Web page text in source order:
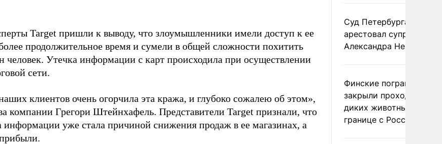
Target пришли к выводу, что злоумышленники имели доступ к ее
продолжительное время и сумели в общей сложности похитить
человек. Утечка информации с карт происходила при осуществлении
сети.
клиентов очень огорчила эта кража, и глубоко сожалею об этом»,
компании Грегори Штейнхафель. Представители Target признали, что
информации уже стала причиной снижения продаж в ее магазинах, а
Суд Петербурга заочно
арестовал супругу
Александра Невзорова
Финские пограничники
закрыли проходы для
диких животных на
границе с Россией